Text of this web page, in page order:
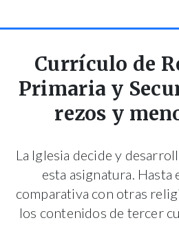
Currículo de
Primaria y
rezos y
La Iglesia decide y
esta asignatura. Hasta
comparativa con otras
los contenidos de tercer